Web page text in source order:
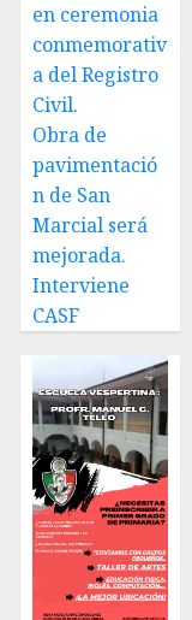
en ceremonia
conmemorativ
a del Registro
Civil.
Obra de
pavimentació
n de San
Marcial será
mejorada.
Interviene
CASF